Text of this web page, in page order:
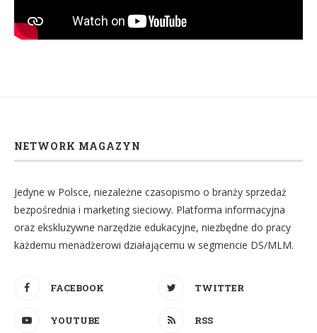
NETWORK MAGAZYN
Jedyne w Polsce, niezależne czasopismo o branży sprzedaż
bezpośrednia i marketing sieciowy. Platforma informacyjna
oraz ekskluzywne narzędzie edukacyjne, niezbędne do pracy
każdemu menadżerowi działającemu w segmencie DS/MLM.
FACEBOOK TWITTER
YOUTUBE RSS